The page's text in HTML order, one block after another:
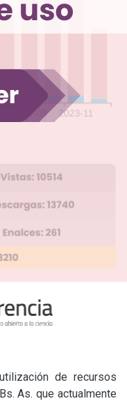
de recursos
As. que actualmente